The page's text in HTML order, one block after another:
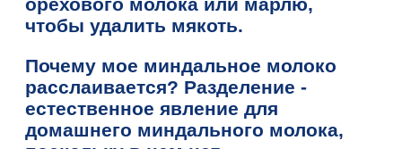
чтобы удалить мякоть.
Почему мое миндальное молоко
расслаивается? Разделение -
естественное явление для
домашнего миндального молока,